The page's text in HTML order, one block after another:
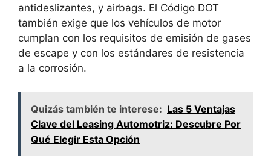
antideslizantes, y airbags. El Código DOT
también exige que los vehículos de motor
cumplan con los requisitos de emisión de gases
de escape y con los estándares de resistencia
a la corrosión.
Quizás también te interese: Las 5 Ventajas
Clave del Leasing Automotriz: Descubre Por
Qué Elegir Esta Opción